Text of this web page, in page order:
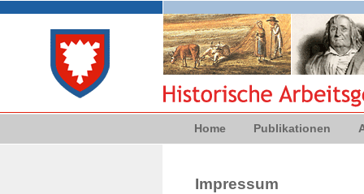
Home Publikationen
Impressum